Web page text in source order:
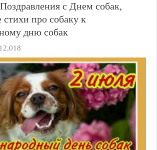
с Днем собак,
стихи про собаку к
дню собак
12,018